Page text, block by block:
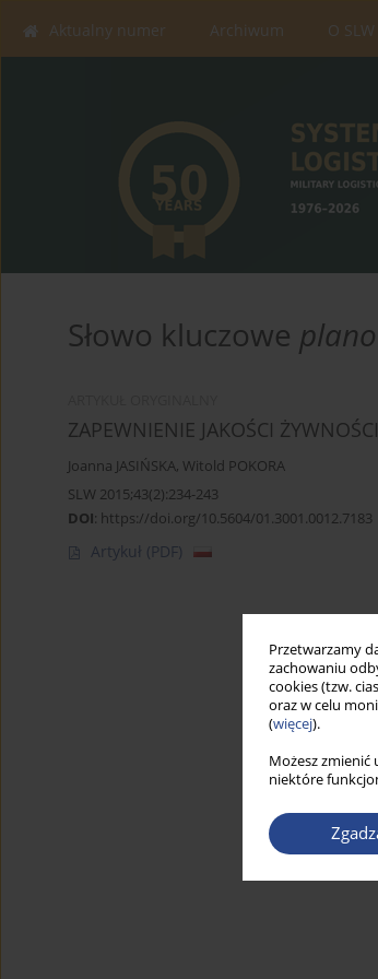
Przetwarzamy
zachowaniu
cookies (tzw.
oraz w celu
(więcej).
Możesz zmienić
niektóre
Aktualny numer Archiwum O SLW
Słowo kluczowe
ZAPEWNIENIE JAKOŚCI
Joanna JASIŃSKA, Witold POKORA
SLW 2015;43(2):234-243
DOI: https://doi.org/10.5604/01.3001.0012.7183
Artykuł (PDF)